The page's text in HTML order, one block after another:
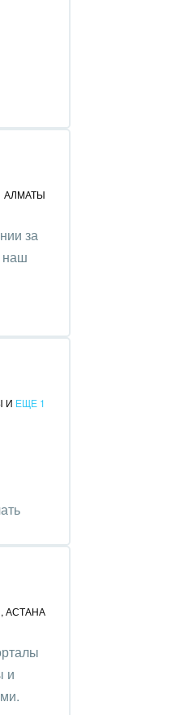
АЛМАТЫ
за
наш
И ЕЩЕ 1
, АСТАНА
и